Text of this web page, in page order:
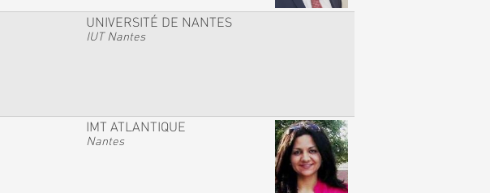
UNIVERSITÉ DE NANTES
IUT Nantes
IMT ATLANTIQUE
Nantes